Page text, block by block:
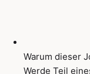
Warum dieser
Werde Teil